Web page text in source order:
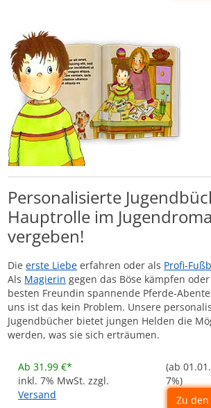
Personalisierte
Hauptrolle im
vergeben!
Dieerste Liebe erfahren oder als Profi-
Als Magierin gegen das Böse kämpfen
besten Freundin spannende Pferde-
uns ist das kein Problem. Unsere
Jugendbücher bietet jungen Helden die
werden, was sie sich erträumen.
Ab 31.99 €*
inkl. 7% MwSt. zzgl.
Versand
(ab
7%)
Zu